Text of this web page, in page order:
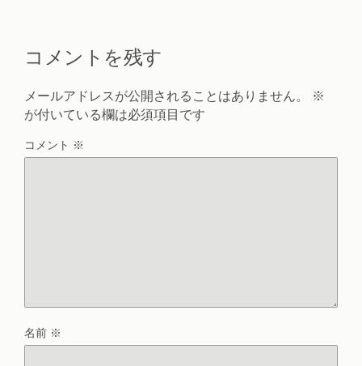
コメントを残す
メールアドレスが公開されることはありません。
※
が付いている欄は必須項目です
コメント ※
名前 ※